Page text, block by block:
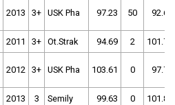
2013 3+ USK Pha 97.23 50 92.60
2011 3+ Ot.Strak 94.69 2 101.79
2012 3+ USK Pha 103.61 0 97.72
2013 3 Semily 99.63 0 101.85